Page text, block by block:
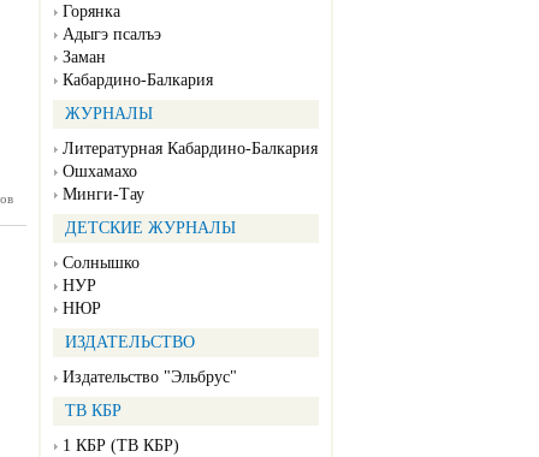
Горянка
Адыгэ псалъэ
Заман
Кабардино-Балкария
ЖУРНАЛЫ
Литературная Кабардино-Балкария
Ошхамахо
Минги-Тау
ДЕТСКИЕ ЖУРНАЛЫ
Солнышко
НУР
НЮР
ИЗДАТЕЛЬСТВО
Издательство "Эльбрус"
ТВ КБР
1 КБР (ТВ КБР)
№155